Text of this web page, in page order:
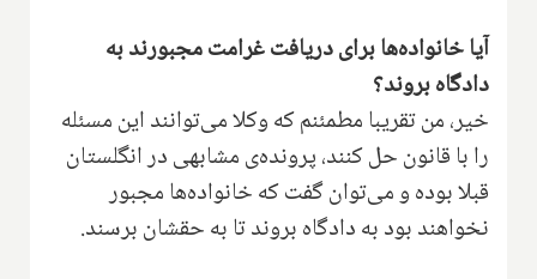
آیا خانواده‌ها برای دریافت غرامت مجبورند به
دادگاه بروند؟
خیر، من تقریبا مطمئنم که وکلا می‌توانند این مسئله
را با قانون حل کنند، پرونده‌ی مشابهی در انگلستان
قبلا بوده و می‌توان گفت که خانواده‌ها مجبور
نخواهند بود به دادگاه بروند تا به حقشان برسند.